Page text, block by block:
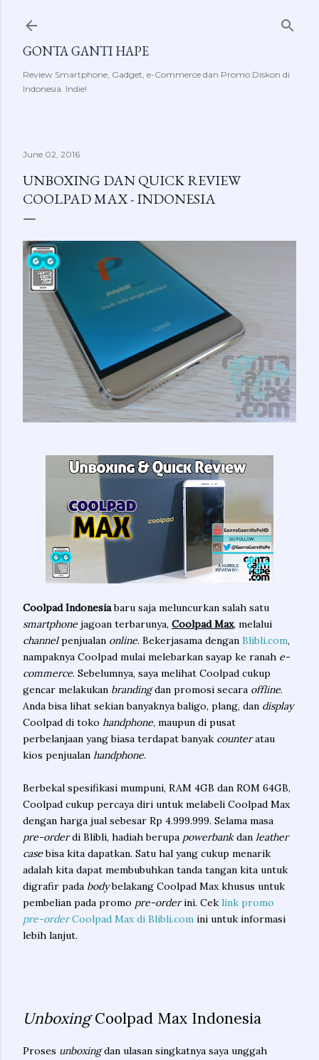
GONTA GANTI HAPE
Review Smartphone, Gadget, e-Commerce dan Promo Diskon di
Indonesia. Indie!
June 02, 2016
UNBOXING DAN QUICK REVIEW
COOLPAD MAX - INDONESIA
Coolpad Indonesiabaru saja meluncurkan salah satu
smartphone jagoan terbarunya, Coolpad Max, melalui
channelpenjualan online. Bekerjasama dengan Blibli.com,
nampaknya Coolpad mulai melebarkan sayap ke ranah e-
commerce. Sebelumnya, saya melihat Coolpad cukup
gencar melakukan brandingdan promosi secara offline.
Anda bisa lihat sekian banyaknya baligo, plang, dan display
Coolpad di toko handphone, maupun di pusat
perbelanjaan yang biasa terdapat banyak counteratau
kios penjualan handphone.
Berbekal spesifikasi mumpuni, RAM 4GB dan ROM 64GB,
Coolpad cukup percaya diri untuk melabeli Coolpad Max
dengan harga jual sebesar Rp 4.999.999. Selama masa
pre-orderdi Blibli, hadiah berupa powerbankdan leather
casebisa kita dapatkan. Satu hal yang cukup menarik
adalah kita dapat membubuhkan tanda tangan kita untuk
digrafir pada bodybelakang Coolpad Max khusus untuk
pembelian pada promo pre-orderini. Cek link promo
pre-orderCoolpad Max di Blibli.com ini untuk informasi
lebih lanjut.
UnboxingCoolpad Max Indonesia
Proses unboxingdan ulasan singkatnya saya unggah